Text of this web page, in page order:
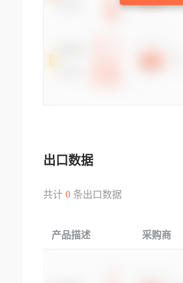
出口数据
共计 0条出口数据
产品描述 采购商